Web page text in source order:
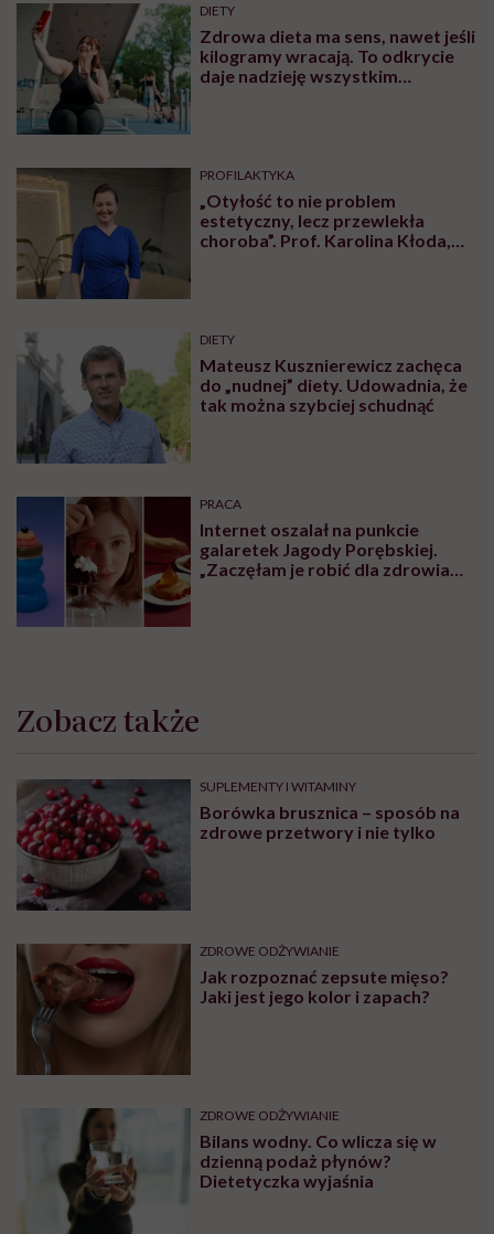
DIETY
Zdrowa dieta ma sens, nawet jeśli
kilogramy wracają. To odkrycie
daje nadzieję wszystkim
PROFILAKTYKA
„Otyłość to nie problem
estetyczny, lecz przewlekła
choroba”. Prof. Karolina Kłoda,
DIETY
Mateusz Kusznierewicz zachęca
do „nudnej” diety. Udowadnia, że
tak można szybciej schudnąć
PRACA
Internet oszalał na punkcie
galaretek Jagody Porębskiej.
„Zaczęłam je robić dla zdrowia
Zobacz także
SUPLEMENTY I WITAMINY
Borówka brusznica – sposób na
zdrowe przetwory i nie tylko
ZDROWE ODŻYWIANIE
Jak rozpoznać zepsute mięso?
Jaki jest jego kolor i zapach?
ZDROWE ODŻYWIANIE
Bilans wodny. Co wlicza się w
dzienną podaż płynów?
Dietetyczka wyjaśnia